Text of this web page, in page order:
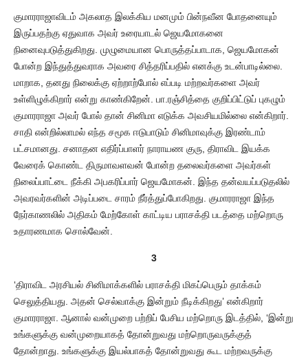
குமாரராஜாவிடம் அகலாத இலக்கிய மனமும் பின்நவீன போதனையும்
இருப்பதற்கு ஏதுவாக அவர் உரையாடல் ஜெயமோகனை
நினைவுபடுத்துகிறது. முழுமையான பொருத்தப்பாடாக, ஜெயமோகன்
போன்ற இந்துத்துவராக அவரை சித்தரிப்பதில் எனக்கு உடன்பாடில்லை.
மாறாக, தனது நிலைக்கு ஏற்றாற்போல் எப்படி மற்றவர்களை அவர்
உள்ளிழுக்கிறார் என்று காண்கிறேன். பா.ரஞ்சித்தை குறிப்பிட்டுப் புகழும்
குமாரராஜா அவர் போல் தான் சினிமா எடுக்க அவசியமில்லை என்கிறார்.
சாதி என்றில்லாமல் எந்த சமூக ஈடுபாடும் சினிமாவுக்கு இரண்டாம்
பட்சமானது. சனாதன எதிர்ப்பாளர் நாராயண குரு, திராவிட இயக்க
வேரைக் கொண்ட திருமாவளவன் போன்ற தலைவர்களை அவர்கள்
நிலைப்பாட்டை நீக்கி அபகரிப்பார் ஜெயமோகன். இந்த தன்வயப்படுதலில்
அவரவர்களின் அடிப்படை சாரம் நீர்த்துப்போகிறது. குமாரராஜா இந்த
நேர்காணலில் அதிகம் மேற்கோள் காட்டிய பராசக்தி படத்தை மற்றொரு
உதாரணமாக சொல்வேன்.
3
‘திராவிட அரசியல் சினிமாக்களில் பராசக்தி மிகப்பெரும் தாக்கம்
செலுத்தியது. அதன் செல்வாக்கு இன்றும் நீடிக்கிறது’ என்கிறார்
குமாரராஜா. ஆனால் வன்முறை பற்றிப் பேசிய மற்றொரு இடத்தில், ‘இன்று
உங்களுக்கு வன்முறையாகத் தோன்றுவது மற்றொருவருக்குத்
தோன்றாது. உங்களுக்கு இயல்பாகத் தோன்றுவது கூட மற்றவருக்கு